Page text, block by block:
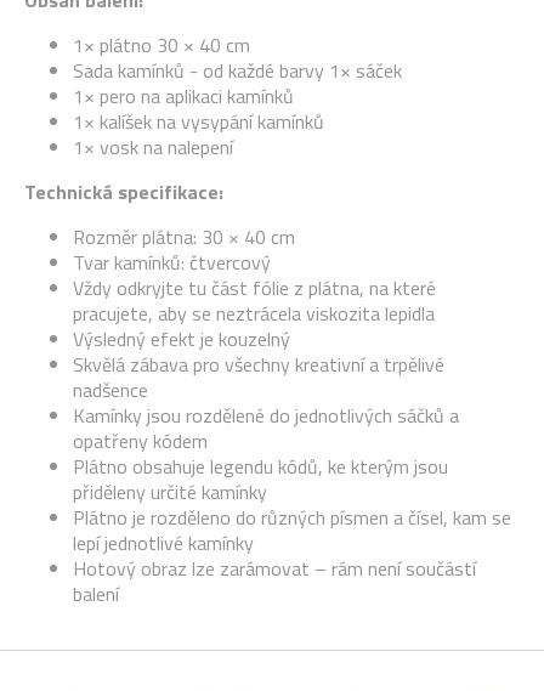
1× plátno 30 × 40 cm
Sada kamínků - od každé barvy 1× sáček
1× pero na aplikaci kamínků
1× kalíšek na vysypání kamínků
1× vosk na nalepení
Technická specifikace:
Rozměr plátna: 30 × 40 cm
Tvar kamínků: čtvercový
Vždy odkryjte tu část fólie z plátna, na které
pracujete, aby se neztrácela viskozita lepidla
Výsledný efekt je kouzelný
Skvělá zábava pro všechny kreativní a trpělivé
nadšence
Kamínky jsou rozdělené do jednotlivých sáčků a
opatřeny kódem
Plátno obsahuje legendu kódů, ke kterým jsou
přiděleny určité kamínky
Plátno je rozděleno do různých písmen a čísel, kam se
lepí jednotlivé kamínky
Hotový obraz lze zarámovat – rám není součástí
balení